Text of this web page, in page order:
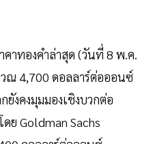
คาทองคำล่าสุด (วันที่ 8 พ.ค.
ณ 4,700 ดอลลาร์ต่อออนซ์
ยังคงมุมมองเชิงบวกต่อ
ดย Goldman Sachs